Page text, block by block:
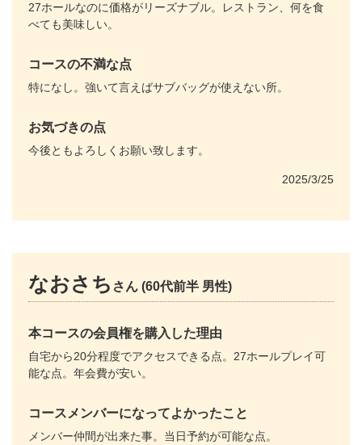
27ホールなのに価格がリーズナブル。レストラン、何を食
べても美味しい。
コースの不満な点
特になし。強いて言えばサブバッグが使えない所。
お気づきの点
今後ともよろしくお願い致します。
2025/3/25
なおさち さん (60代前半 男性)
本コースの会員権を購入した理由
自宅から20分程度でアクセスできる点。27ホールプレイ可
能な点。年会費が安い。
コースメンバーになってよかったこと
メンバー仲間が出来た事。当日予約が可能な点。